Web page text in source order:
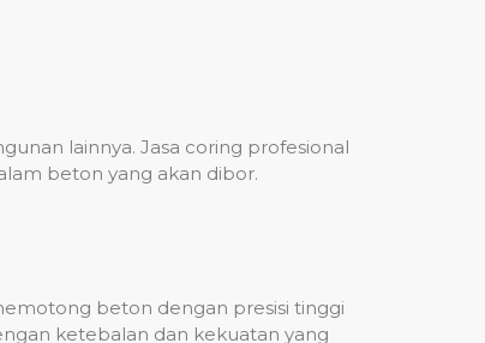
lainnya. Jasa coring profesional
beton yang akan dibor.
beton dengan presisi tinggi
ketebalan dan kekuatan yang